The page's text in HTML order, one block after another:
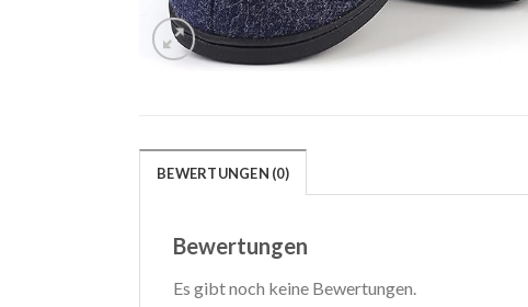
BEWERTUNGEN (0)
Bewertungen
Es gibt noch keine Bewertungen.